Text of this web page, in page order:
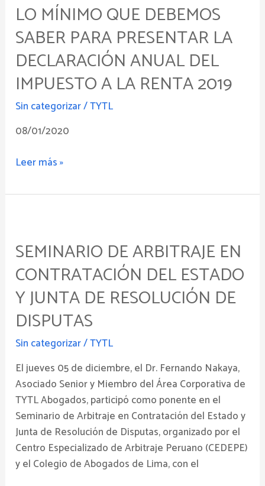
LO MÍNIMO QUE DEBEMOS
SABER PARA PRESENTAR LA
DECLARACIÓN ANUAL DEL
IMPUESTO A LA RENTA 2019
Sin categorizar/TYTL
08/01/2020
que
debemos
saber
para
presentar
la
declaración
anual
del
Impuesto
a
Leer más »
SEMINARIO DE ARBITRAJE EN
CONTRATACIÓN DEL ESTADO
Y JUNTA DE RESOLUCIÓN DE
DISPUTAS
Sin categorizar/TYTL
El jueves 05 de diciembre, el Dr. Fernando Nakaya,
Asociado Senior y Miembro del Área Corporativa de
TYTL Abogados, participó como ponente en el
Seminario de Arbitraje en Contratación del Estado y
Junta de Resolución de Disputas, organizado por el
Centro Especializado de Arbitraje Peruano (CEDEPE)
y el Colegio de Abogados de Lima, con el
Arbitraje
en
Contratación
del
Estado
y
Junta
de
Resolución
de
Disputas